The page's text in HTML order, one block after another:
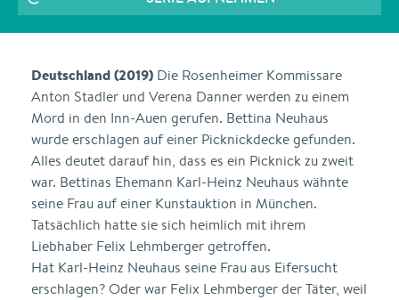
Deutschland (2019) Die Rosenheimer Kommissare
Anton Stadler und Verena Danner werden zu einem
Mord in den Inn-Auen gerufen. Bettina Neuhaus
wurde erschlagen auf einer Picknickdecke gefunden.
Alles deutet darauf hin, dass es ein Picknick zu zweit
war. Bettinas Ehemann Karl-Heinz Neuhaus wähnte
seine Frau auf einer Kunstauktion in München.
Tatsächlich hatte sie sich heimlich mit ihrem
Liebhaber Felix Lehmberger getroffen.
Hat Karl-Heinz Neuhaus seine Frau aus Eifersucht
erschlagen? Oder war Felix Lehmberger der Täter, weil